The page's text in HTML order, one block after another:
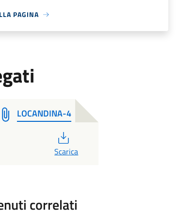
PAGINA
LOCANDINA-4
PDF
Scarica
correlati